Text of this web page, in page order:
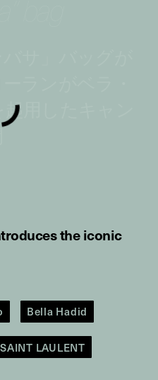
用したキャン
the iconic
Bella Hadid
SAINT LAULENT